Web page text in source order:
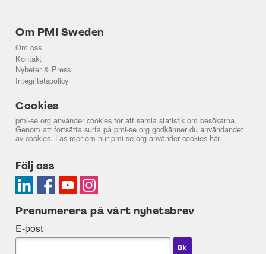
Om PMI Sweden
Om oss
Kontakt
Nyheter & Press
Integritetspolicy
Cookies
pmi-se.org använder cookies för att samla statistik om besökarna.
Genom att fortsätta surfa på pmi-se.org godkänner du användandet
av cookies. Läs mer om hur pmi-se.org använder cookies här.
Följ oss
Prenumerera på vårt nyhetsbrev
E-post